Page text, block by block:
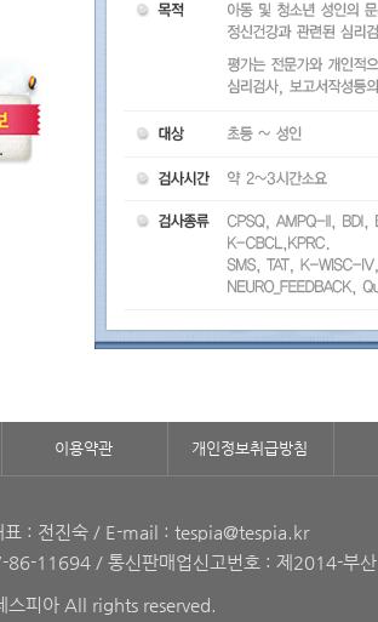
이용약관 개인정보취급방침
표 : 전진숙 / E-mail : tespia@tespia.kr
86-11694 / 통신판매업신고번호 : 제2014-부
피아 All rights reserved.